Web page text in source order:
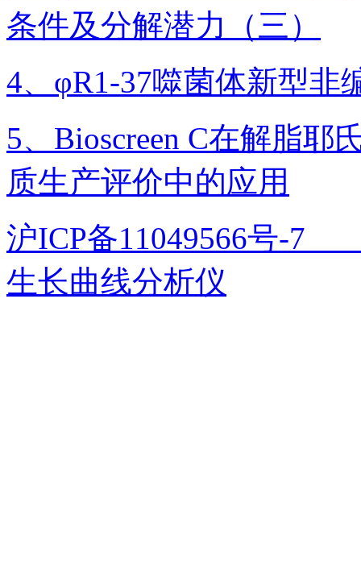
条件及分解潜力（三）
4、φR1-37噬菌体新型非
5、Bioscreen C在解脂耶
质生产评价中的应用
沪ICP备11049566号
生长曲线分析仪